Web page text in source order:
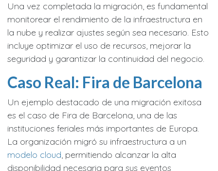
Una vez completada la migración, es fundamental
monitorear el rendimiento de la infraestructura en
la nube y realizar ajustes según sea necesario. Esto
incluye optimizar el uso de recursos, mejorar la
seguridad y garantizar la continuidad del negocio.
Caso Real: Fira de Barcelona
Un ejemplo destacado de una migración exitosa
es el caso de Fira de Barcelona, una de las
instituciones feriales más importantes de Europa.
La organización migró su infraestructura a un
modelo cloud, permitiendo alcanzar la alta
disponibilidad necesaria para sus eventos